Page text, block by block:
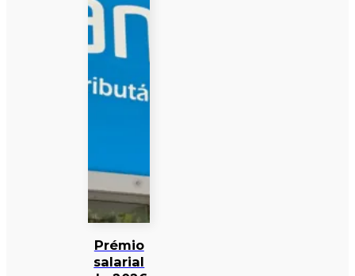
Prémio
salarial